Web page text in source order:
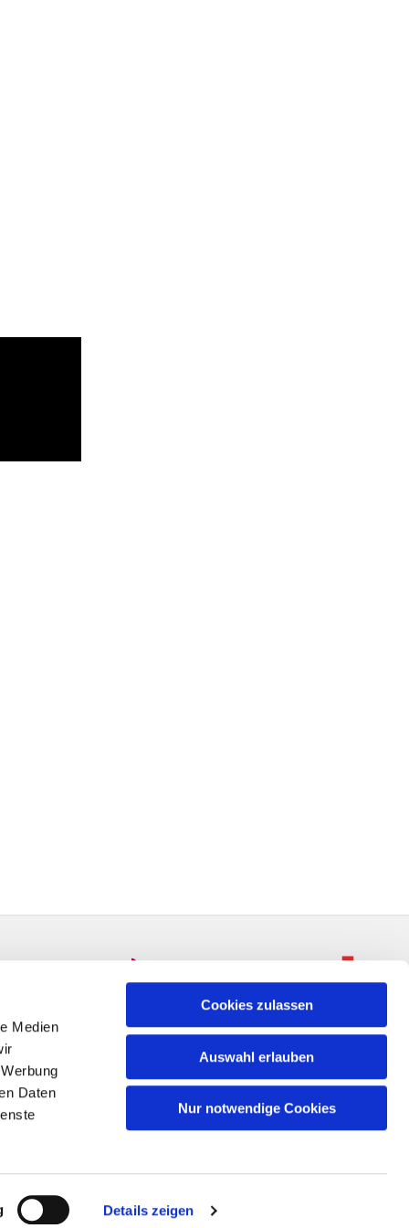
Medien
Daten
Details zeigen
Cookies zulassen
Auswahl erlauben
Nur notwendige Cookies